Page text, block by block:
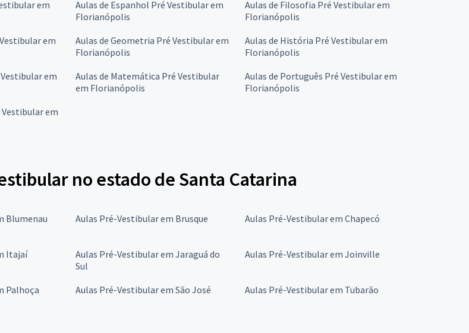
em
Aulas de Espanhol Pré Vestibular em
Florianópolis
Aulas de Filosofia Pré Vestibular em
Florianópolis
em
Aulas de Geometria Pré Vestibular em
Florianópolis
Aulas de História Pré Vestibular em
Florianópolis
em
Aulas de Matemática Pré Vestibular
em Florianópolis
Aulas de Português Pré Vestibular em
Florianópolis
Vestibular em
no estado de Santa Catarina
Blumenau Aulas Pré-Vestibular em Brusque Aulas Pré-Vestibular em Chapecó
Itajaí
Aulas Pré-Vestibular em Jaraguá do
Sul
Aulas Pré-Vestibular em Joinville
Palhoça Aulas Pré-Vestibular em São José Aulas Pré-Vestibular em Tubarão